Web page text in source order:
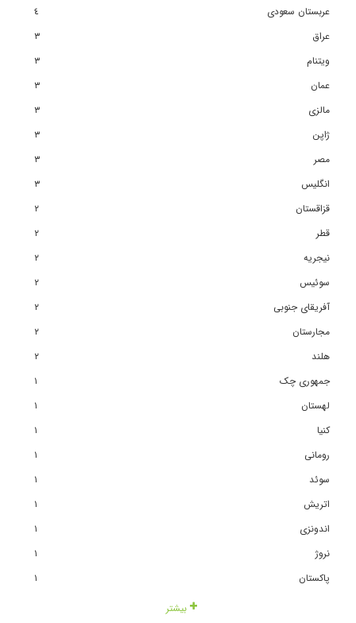
عربستان سعودی
٤
عراق
٣
ویتنام
٣
عمان
٣
مالزی
٣
ژاپن
٣
مصر
٣
انگلیس
٣
قزاقستان
٢
قطر
٢
نیجریه
٢
سوئیس
٢
آفریقای جنوبی
٢
مجارستان
٢
هلند
٢
جمهوری چک
١
لهستان
١
کنیا
١
رومانی
١
سوئد
١
اتریش
١
اندونزی
١
نروژ
١
پاکستان
١
بیشتر